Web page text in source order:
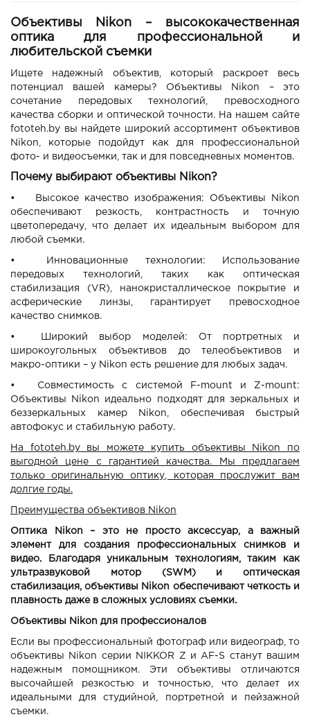
Объективы Nikon – высококачественная
оптика для профессиональной и
любительской съемки
Ищете надежный объектив, который раскроет весь
потенциал вашей камеры? Объективы Nikon – это
сочетание передовых технологий, превосходного
качества сборки и оптической точности. На нашем сайте
fototeh.by вы найдете широкий ассортимент объективов
Nikon, которые подойдут как для профессиональной
фото- и видеосъемки, так и для повседневных моментов.
Почему выбирают объективы Nikon?
•
Высокое качество изображения: Объективы Nikon
обеспечивают резкость, контрастность и точную
цветопередачу, что делает их идеальным выбором для
любой съемки.
•
Инновационные технологии: Использование
передовых технологий, таких как оптическая
стабилизация (VR), нанокристаллическое покрытие и
асферические линзы, гарантирует превосходное
качество снимков.
•
Широкий выбор моделей: От портретных и
широкоугольных объективов до телеобъективов и
макро-оптики – у Nikon есть решение для любых задач.
•
Совместимость с системой F-mount и Z-mount:
Объективы Nikon идеально подходят для зеркальных и
беззеркальных камер Nikon, обеспечивая быстрый
автофокус и стабильную работу.
На fototeh.by вы можете купить объективы Nikon по
выгодной цене с гарантией качества. Мы предлагаем
только оригинальную оптику, которая прослужит вам
долгие годы.
Преимущества объективов Nikon
Оптика Nikon – это не просто аксессуар, а важный
элемент для создания профессиональных снимков и
видео. Благодаря уникальным технологиям, таким как
ультразвуковой мотор (SWM) и оптическая
стабилизация, объективы Nikon обеспечивают четкость и
плавность даже в сложных условиях съемки.
Объективы Nikon для профессионалов
Если вы профессиональный фотограф или видеограф, то
объективы Nikon серии NIKKOR Z и AF-S станут вашим
надежным помощником. Эти объективы отличаются
высочайшей резкостью и точностью, что делает их
идеальными для студийной, портретной и пейзажной
съемки.